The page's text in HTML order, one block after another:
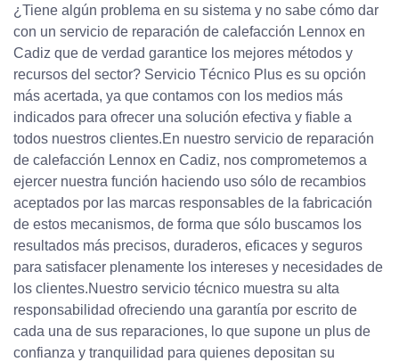
¿Tiene algún problema en su sistema y no sabe cómo dar
con un servicio de reparación de calefacción Lennox en
Cadiz que de verdad garantice los mejores métodos y
recursos del sector? Servicio Técnico Plus es su opción
más acertada, ya que contamos con los medios más
indicados para ofrecer una solución efectiva y fiable a
todos nuestros clientes.En nuestro servicio de reparación
de calefacción Lennox en Cadiz, nos comprometemos a
ejercer nuestra función haciendo uso sólo de recambios
aceptados por las marcas responsables de la fabricación
de estos mecanismos, de forma que sólo buscamos los
resultados más precisos, duraderos, eficaces y seguros
para satisfacer plenamente los intereses y necesidades de
los clientes.Nuestro servicio técnico muestra su alta
responsabilidad ofreciendo una garantía por escrito de
cada una de sus reparaciones, lo que supone un plus de
confianza y tranquilidad para quienes depositan su